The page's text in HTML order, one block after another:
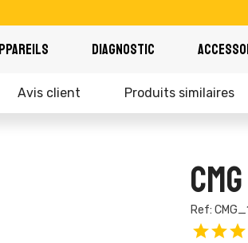
DIAGNOSTIC
Avis client Produits similaires
Ref: